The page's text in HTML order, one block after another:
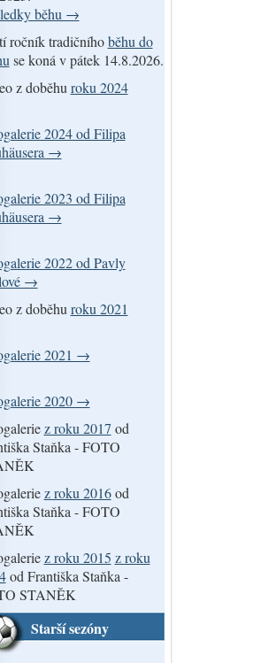
běhu →
ročník tradičníhoběhu do
se koná v pátek 14.8.2026.
z doběhu roku 2024
2024 od Filipa
→
2023 od Filipa
→
2022 od Pavly
→
z doběhu roku 2021
2021 →
2020 →
z roku 2017 od
Staňka - FOTO
z roku 2016od
Staňka - FOTO
z roku 2015 z roku
od Františka Staňka -
STANĚK
Starší sezóny